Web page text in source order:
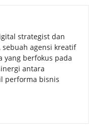
strategist dan
sebuah agensi kreatif
yang berfokus pada
antara
performa bisnis